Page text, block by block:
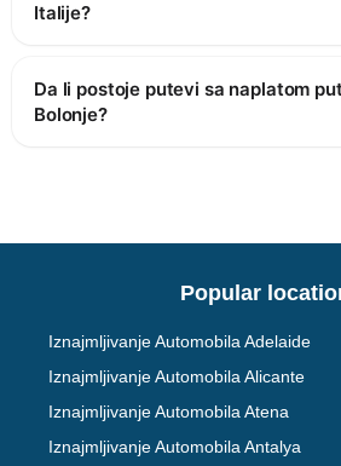
Italije?
Da li postoje putevi sa naplatom
Bolonje?
Popular
Iznajmljivanje Automobila Adelaide
Iznajmljivanje Automobila Alicante
Iznajmljivanje Automobila Atena
Iznajmljivanje Automobila Antalya